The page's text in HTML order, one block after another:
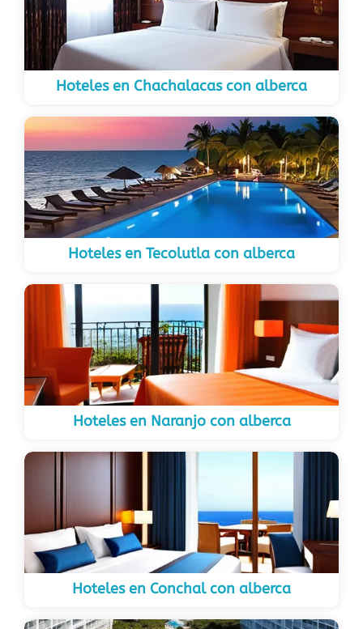
Hoteles en Chachalacas con alberca
Hoteles en Tecolutla con alberca
Hoteles en Naranjo con alberca
Hoteles en Conchal con alberca